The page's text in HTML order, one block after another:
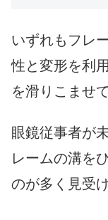
いずれもフレ
性と変形を利
を滑りこませ
眼鏡従事者が
レームの溝を
のが多く見受